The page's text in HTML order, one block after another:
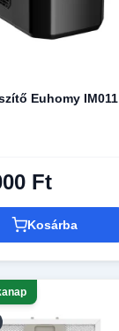
Euhomy IM011
Ft
Kosárba